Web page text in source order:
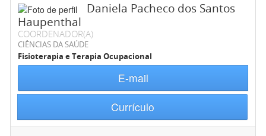
Daniela Pacheco dos Santos
Haupenthal
COORDENADOR(A)
CIÊNCIAS DA SAÚDE
Fisioterapia e Terapia Ocupacional
E-mail
Currículo